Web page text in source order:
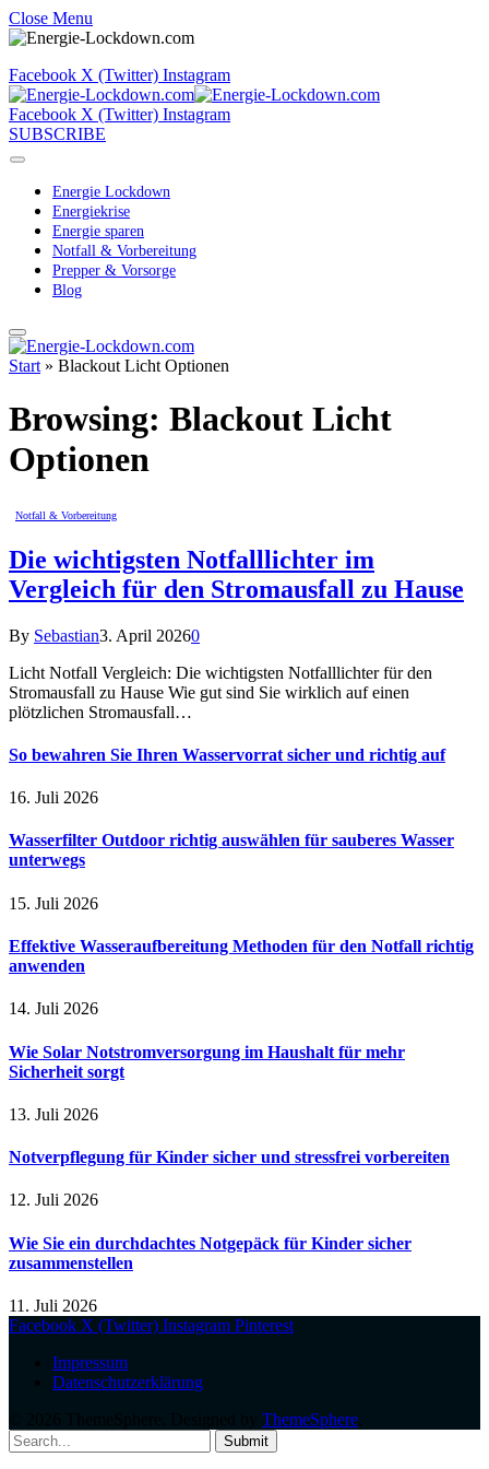
Close Menu
Facebook X (Twitter) Instagram
Facebook X (Twitter) Instagram
SUBSCRIBE
Energie Lockdown
Energiekrise
Energie sparen
Notfall & Vorbereitung
Prepper & Vorsorge
Blog
Start » Blackout Licht Optionen
Browsing: Blackout Licht
Optionen
Notfall & Vorbereitung
Die wichtigsten Notfalllichter im
Vergleich für den Stromausfall zu Hause
By Sebastian3. April 20260
Licht Notfall Vergleich: Die wichtigsten Notfalllichter für den
Stromausfall zu Hause Wie gut sind Sie wirklich auf einen
plötzlichen Stromausfall…
So bewahren Sie Ihren Wasservorrat sicher und richtig auf
16. Juli 2026
Wasserfilter Outdoor richtig auswählen für sauberes Wasser
unterwegs
15. Juli 2026
Effektive Wasseraufbereitung Methoden für den Notfall richtig
anwenden
14. Juli 2026
Wie Solar Notstromversorgung im Haushalt für mehr
Sicherheit sorgt
13. Juli 2026
Notverpflegung für Kinder sicher und stressfrei vorbereiten
12. Juli 2026
Wie Sie ein durchdachtes Notgepäck für Kinder sicher
zusammenstellen
11. Juli 2026
Facebook X (Twitter) Instagram Pinterest
Impressum
Datenschutzerklärung
ThemeSphere
Submit